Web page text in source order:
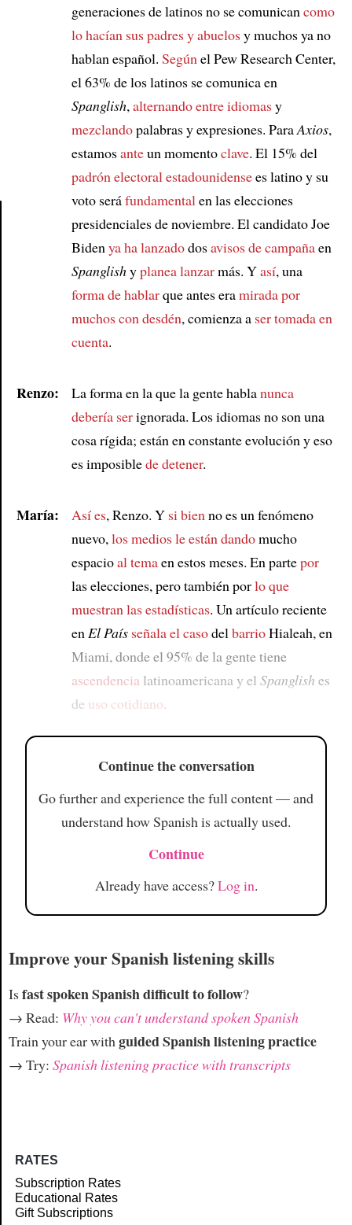
generaciones de latinos no se comunican como
lo hacían sus padres y abuelosy muchos ya no
hablan español. Según el Pew Research Center,
el 63% de los latinos se comunica en
Spanglish, alternando entre idiomasy
mezclandopalabras y expresiones. ParaAxios,
estamosanteun momentoclave. El 15% del
padrón electoral estadounidensees latino y su
voto seráfundamental en las elecciones
presidenciales de noviembre. El candidato Joe
Biden ya ha lanzadodosavisos de campañaen
Spanglishyplanea lanzarmás. Yasí, una
forma de hablarque antes eramirada por
muchos con desdén, comienza a ser tomada en
cuenta.
Renzo: La forma en la que la gente hablanunca
debería serignorada. Los idiomas no son una
cosa rígida; están en constante evolución y eso
es imposiblede detener.
María: Así es, Renzo. Y si bien no es un fenómeno
nuevo, los mediosle están dandomucho
espacioal temaen estos meses. En partepor
las elecciones, pero también porlo que
muestran las estadísticas. Un artículo reciente
en El País señala el casodel barrioHialeah, en
Miami, donde el 95% de la gente tiene
ascendencia latinoamericana y el Spanglish es
de uso cotidiano.
Continue the conversation
Go further and experience the full content — and
understand how Spanish is actually used.
Continue
Already have access?Log in.
Improve your Spanish listening skills
Isfast spoken Spanish difficult to follow?
→ Read: Why you can't understand spoken Spanish
Train your ear withguided Spanish listening practice
→ Try: Spanish listening practice with transcripts
RATES
Subscription Rates
Educational Rates
Gift Subscriptions